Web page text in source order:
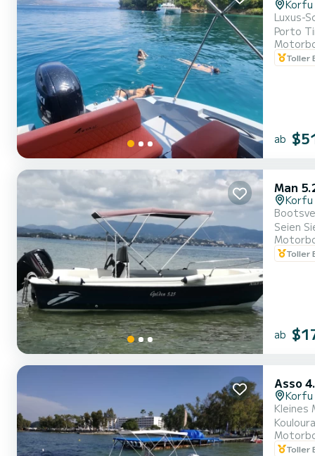
Korfu
Luxus-Schnellboot Ausflüge nach Paxos/Antipaxos,
Toller
ab
Man
Korfu
Seien
Toller
ab
Asso
Korfu
Kleines
Toller